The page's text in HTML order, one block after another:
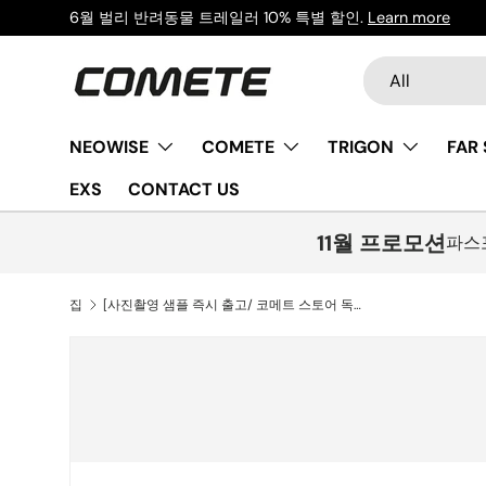
콘텐츠로 건너뛰기
6월 벌리 반려동물 트레일러 10% 특별 할인. Learn more
찾다
상품 유형
All
NEOWISE COMETE TRIGON
FAR
EXS
CONTACT US
11월 프로모션파스
집 [사진촬영 샘플 즉시 출고/ 코메트 스토어 독점제품/ M사이즈 6.6Kg/ 30대 한정 판매완료] TRIGON DARKNESS EVO DURAACE Di2 R9270